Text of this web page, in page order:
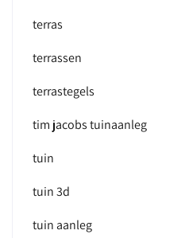
terras
terrassen
terrastegels
tim jacobs tuinaanleg
tuin
tuin 3d
tuin aanleg